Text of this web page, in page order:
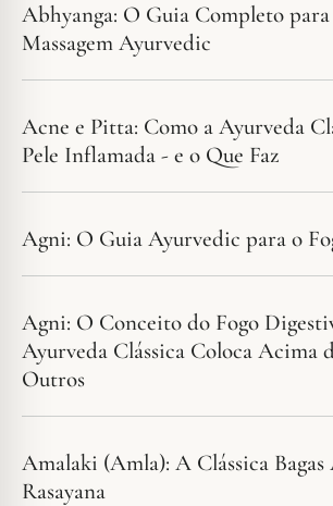
Abhyanga: O Guia Completo
Massagem Ayurvedic
Acne e Pitta: Como a Ayurveda
Pele Inflamada - e o Que Faz
Agni: O Guia Ayurvedic para o
Agni: O Conceito do Fogo
Ayurveda Clássica Coloca Acima
Outros
Amalaki (Amla): A Clássica
Rasayana